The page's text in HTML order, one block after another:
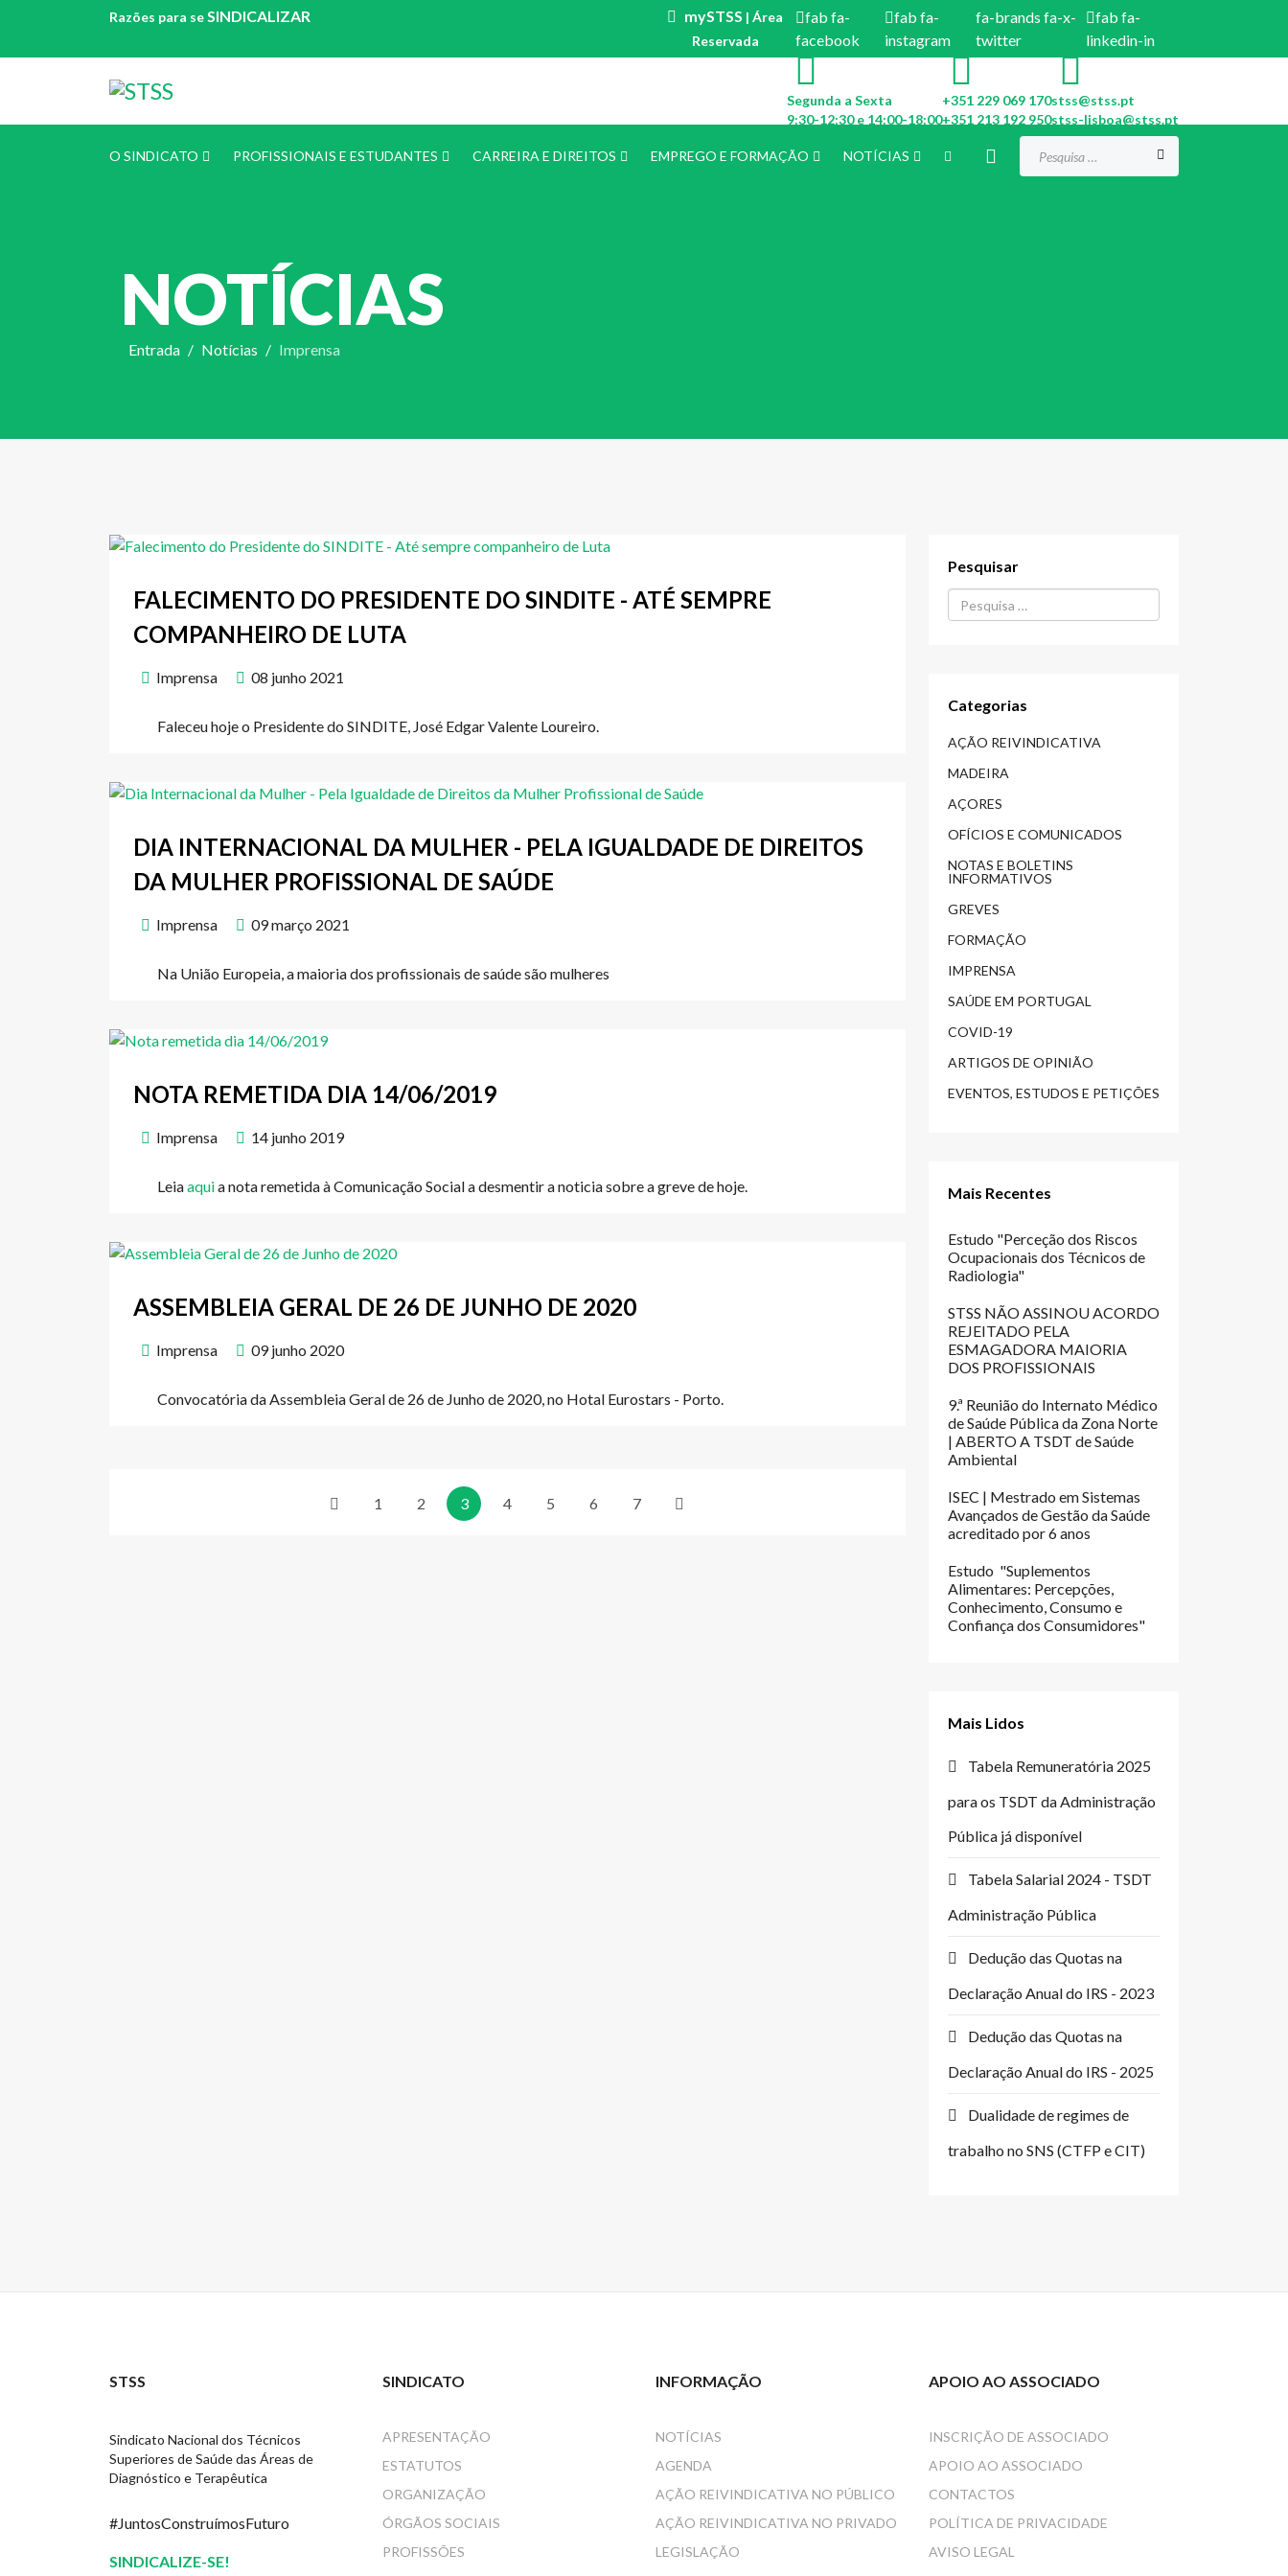
Razões para seSINDICALIZAR mySTSS | Área
Reservada
fab fa-
facebook
fab fa-
instagram
fa-brands fa-x-
twitter
fab fa-
linkedin-in
Segunda a Sexta
9:30-12:30 e 14:00-18:00
+351 229 069 170
+351 213 192 950
stss@stss.pt
stss-lisboa@stss.pt
O SINDICATO PROFISSIONAIS E ESTUDANTES CARREIRA E DIREITOS EMPREGO E FORMAÇÃO NOTÍCIAS
NOTÍCIAS
Entrada Notícias Imprensa
FALECIMENTO DO PRESIDENTE DO SINDITE - ATÉ SEMPRE
COMPANHEIRO DE LUTA
Imprensa 08 junho 2021
Faleceu hoje o Presidente do SINDITE, José Edgar Valente Loureiro.
DIA INTERNACIONAL DA MULHER - PELA IGUALDADE DE DIREITOS
DA MULHER PROFISSIONAL DE SAÚDE
Imprensa 09 março 2021
Na União Europeia, a maioria dos profissionais de saúde são mulheres
NOTA REMETIDA DIA 14/06/2019
Imprensa 14 junho 2019
Leiaaquia nota remetida à Comunicação Social a desmentir a noticia sobre a greve de hoje.
ASSEMBLEIA GERAL DE 26 DE JUNHO DE 2020
Imprensa 09 junho 2020
Convocatória da Assembleia Geral de 26 de Junho de 2020, no Hotal Eurostars - Porto.
1 2 3 4 5 6 7
Pesquisar
Procurar...
Categorias
AÇÃO REIVINDICATIVA
MADEIRA
AÇORES
OFÍCIOS E COMUNICADOS
NOTAS E BOLETINS
INFORMATIVOS
GREVES
FORMAÇÃO
IMPRENSA
SAÚDE EM PORTUGAL
COVID-19
ARTIGOS DE OPINIÃO
EVENTOS, ESTUDOS E PETIÇÕES
Mais Recentes
Estudo "Perceção dos Riscos
Ocupacionais dos Técnicos de
Radiologia"
STSS NÃO ASSINOU ACORDO
REJEITADO PELA
ESMAGADORA MAIORIA
DOS PROFISSIONAIS
9.ª Reunião do Internato Médico
de Saúde Pública da Zona Norte
| ABERTO A TSDT de Saúde
Ambiental
ISEC | Mestrado em Sistemas
Avançados de Gestão da Saúde
acreditado por 6 anos
Estudo "Suplementos
Alimentares: Percepções,
Conhecimento, Consumo e
Confiança dos Consumidores"
Mais Lidos
Tabela Remuneratória 2025
para os TSDT da Administração
Pública já disponível
Tabela Salarial 2024 - TSDT
Administração Pública
Dedução das Quotas na
Declaração Anual do IRS - 2023
Dedução das Quotas na
Declaração Anual do IRS - 2025
Dualidade de regimes de
trabalho no SNS (CTFP e CIT)
STSS
Sindicato Nacional dos Técnicos
Superiores de Saúde das Áreas de
Diagnóstico e Terapêutica
#JuntosConstruímosFuturo
SINDICALIZE-SE!
SINDICATO
APRESENTAÇÃO
ESTATUTOS
ORGANIZAÇÃO
ÓRGÃOS SOCIAIS
PROFISSÕES
INFORMAÇÃO
NOTÍCIAS
AGENDA
AÇÃO REIVINDICATIVA NO PÚBLICO
AÇÃO REIVINDICATIVA NO PRIVADO
LEGISLAÇÃO
APOIO AO ASSOCIADO
INSCRIÇÃO DE ASSOCIADO
APOIO AO ASSOCIADO
CONTACTOS
POLÍTICA DE PRIVACIDADE
AVISO LEGAL